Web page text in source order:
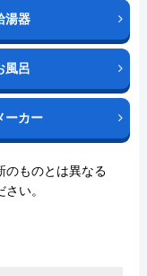
湯器
風呂
ーカー
ものとは異なる
い。